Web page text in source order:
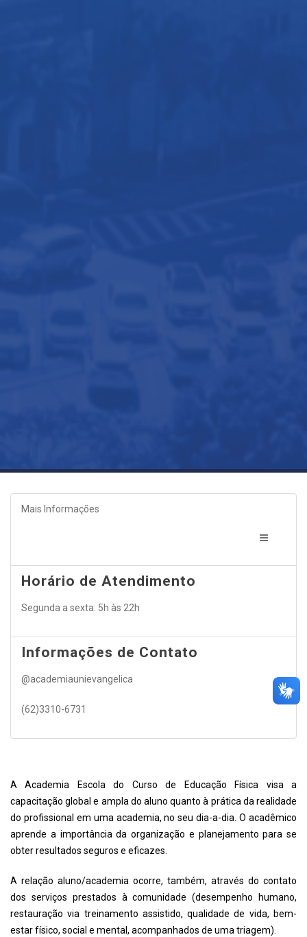
Mais Informações
Horário de Atendimento
Segunda a sexta: 5h às 22h
Informações de Contato
@academiaunievangelica
(62)3310-6731
A Academia Escola do Curso de Educação Física visa a
capacitação global e ampla do aluno quanto à prática da realidade
do profissional em uma academia, no seu dia-a-dia. O acadêmico
aprende a importância da organização e planejamento para se
obter resultados seguros e eficazes.
A relação aluno/academia ocorre, também, através do contato
dos serviços prestados à comunidade (desempenho humano,
restauração via treinamento assistido, qualidade de vida, bem-
estar físico, social e mental, acompanhados de uma triagem).